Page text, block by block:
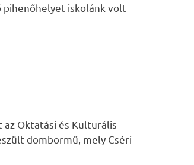
pihenőhelyet iskolánk volt
Oktatási és Kulturális
dombormű, mely Cséri